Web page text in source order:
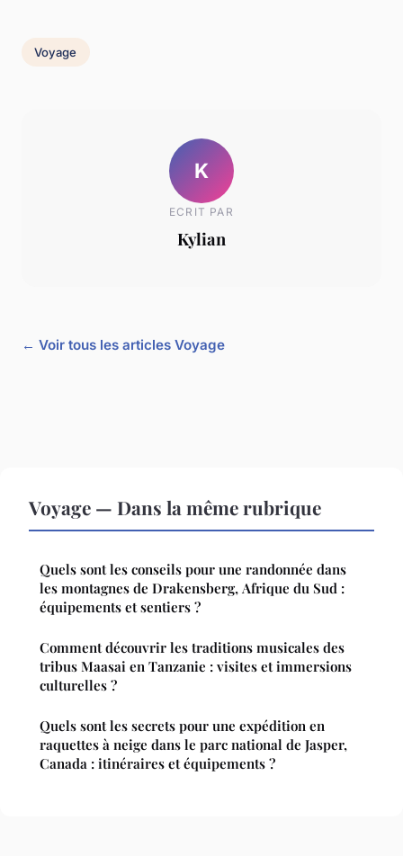
Voyage
K
ECRIT PAR
Kylian
← Voir tous les articles Voyage
Voyage — Dans la même rubrique
Quels sont les conseils pour une randonnée dans
les montagnes de Drakensberg, Afrique du Sud :
équipements et sentiers ?
Comment découvrir les traditions musicales des
tribus Maasai en Tanzanie : visites et immersions
culturelles ?
Quels sont les secrets pour une expédition en
raquettes à neige dans le parc national de Jasper,
Canada : itinéraires et équipements ?